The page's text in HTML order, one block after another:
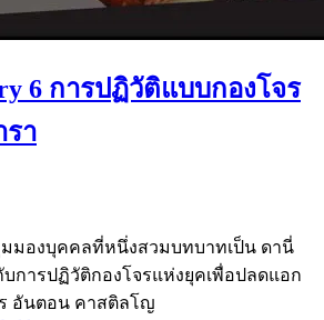
6 การปฏิวัติแบบกองโจร
รา
มุมมองบุคคลที่หนึ่งสวมบทบาทเป็น ดานี่
บการปฏิวัติกองโจรแห่งยุคเพื่อปลดแอก
อันตอน คาสติลโญ